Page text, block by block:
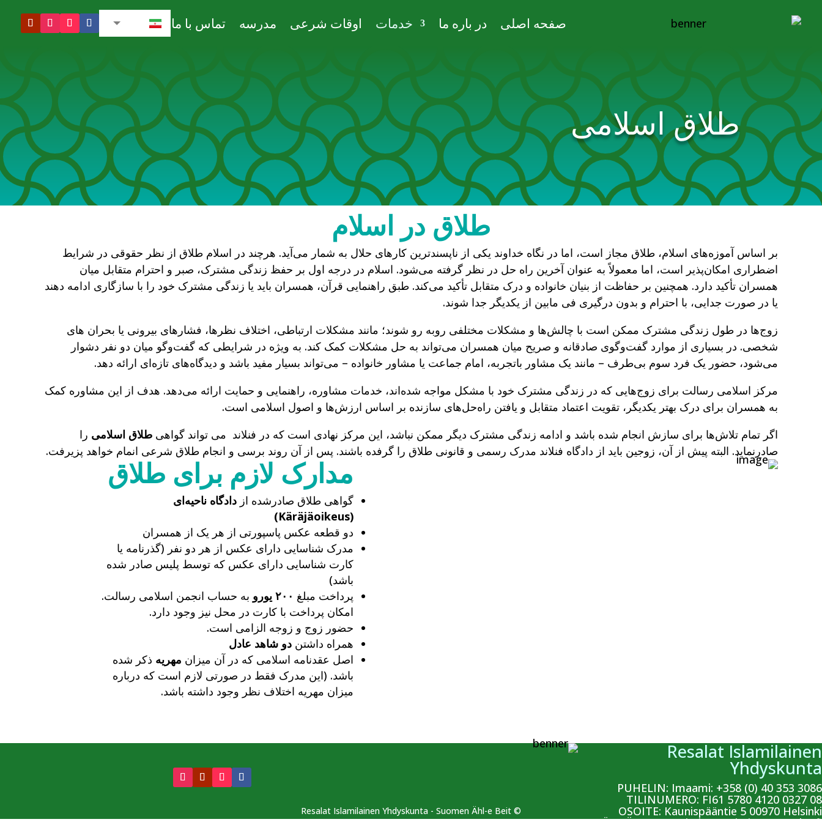
صفحه اصلی در باره ما خدمات اوقات شرعی مدرسه تماس با ما
فارسی
طلاق اسلامی
طلاق در اسلام
بر اساس آموزه‌های اسلام، طلاق مجاز است، اما در نگاه خداوند یکی از ناپسندترین کارهای حلال به شمار می‌آید. هرچند در اسلام طلاق از نظر حقوقی در شرایط
اضطراری امکان‌پذیر است، اما معمولاً به عنوان آخرین راه‌ حل در نظر گرفته می‌شود. اسلام در درجه اول بر حفظ زندگی مشترک، صبر و احترام متقابل میان
همسران تأکید دارد. همچنین بر حفاظت از بنیان خانواده و درک متقابل تأکید می‌کند. طبق راهنمایی قرآن، همسران باید یا زندگی مشترک خود را با سازگاری ادامه دهند
یا در صورت جدایی، با احترام و بدون درگیری فی مابین از یکدیگر جدا شوند.
زوج‌ها در طول زندگی مشترک ممکن است با چالش‌ها و مشکلات مختلفی روبه‌ رو شوند؛ مانند مشکلات ارتباطی، اختلاف نظرها، فشارهای بیرونی یا بحران‌ های
شخصی. در بسیاری از موارد گفت‌وگوی صادقانه و صریح میان همسران می‌تواند به حل مشکلات کمک کند. به‌ ویژه در شرایطی که گفت‌وگو میان دو نفر دشوار
می‌شود، حضور یک فرد سوم بی‌طرف – مانند یک مشاور باتجربه، امام جماعت یا مشاور خانواده – می‌تواند بسیار مفید باشد و دیدگاه‌های تازه‌ای ارائه دهد.
مرکز اسلامی رسالت برای زوج‌هایی که در زندگی مشترک خود با مشکل مواجه شده‌اند، خدمات مشاوره، راهنمایی و حمایت ارائه می‌دهد. هدف از این مشاوره کمک
به همسران برای درک بهتر یکدیگر، تقویت اعتماد متقابل و یافتن راه‌حل‌های سازنده بر اساس ارزش‌ها و اصول اسلامی است.
اگر تمام تلاش‌ها برای سازش انجام شده باشد و ادامه زندگی مشترک دیگر ممکن نباشد، این مرکز نهادی است که در فنلاند می تواند گواهی طلاق اسلامی را
صادرنماید. البته پیش از آن، زوجین باید از دادگاه فنلاند مدرک رسمی و قانونی طلاق را گرفده باشند. پس از آن روند برسی و انجام طلاق شرعی انمام خواهد پزیرفت.
مدارک لازم برای طلاق
گواهی طلاق صادرشده از دادگاه ناحیه‌ای
(Käräjäoikeus)
دو قطعه عکس پاسپورتی از هر یک از همسران
مدرک شناسایی دارای عکس از هر دو نفر (گذرنامه یا
کارت شناسایی دارای عکس که توسط پلیس صادر شده
باشد)
پرداخت مبلغ ۲۰۰ یورو
به حساب انجمن اسلامی رسالت.
امکان پرداخت با کارت در محل نیز وجود دارد.
حضور زوج و زوجه الزامی است.
همراه داشتن دو شاهد عادل
اصل عقدنامه اسلامی که در آن میزان مهریه ذکر شده
باشد. (این مدرک فقط در صورتی لازم است که درباره
میزان مهریه اختلاف نظر وجود داشته باشد.
Resalat Islamilainen
Yhdyskunta
PUHELIN: Imaami: +358 (0) 40 353 3086
TILINUMERO: FI61 5780 4120 0327 08
OSOITE: Kaunispääntie 5 00970 Helsinki
© Resalat Islamilainen Yhdyskunta - Suomen Ähl-e Beit